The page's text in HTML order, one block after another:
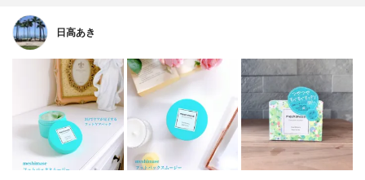
日高あき